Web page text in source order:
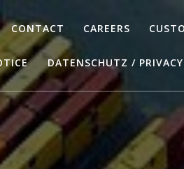
CONTACT CAREERS
DATENSCHUTZ /